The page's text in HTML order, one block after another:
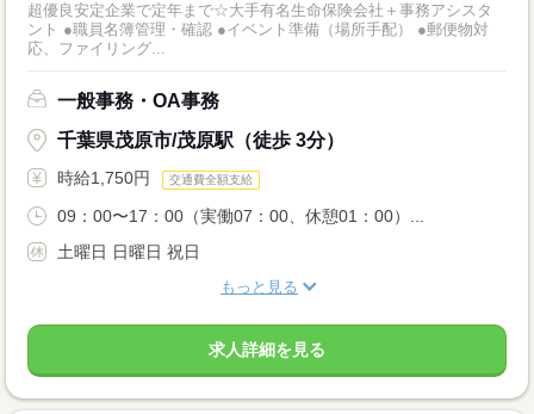
超優良安定企業で定年まで☆大手有名生命保険会社＋事務アシスタ
ント ●職員名簿管理・確認 ●イベント準備（場所手配） ●郵便物対
応、ファイリング...
一般事務・OA事務
千葉県茂原市/茂原駅（徒歩 3分）
時給1,750円 交通費全額支給
09：00〜17：00（実働07：00、休憩01：00）...
土曜日 日曜日 祝日
もっと見る
求人詳細を見る